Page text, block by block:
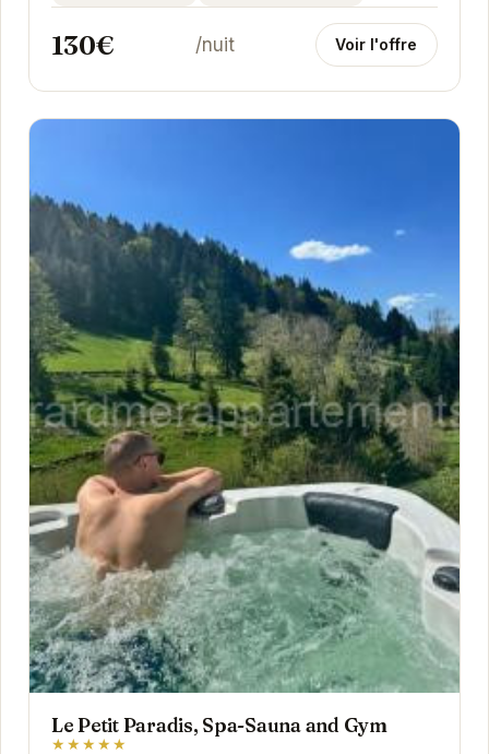
130€ /nuit Voir l'offre
Le Petit Paradis, Spa-Sauna and Gym
★★★★★